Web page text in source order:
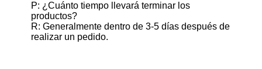
P: ¿Cuánto tiempo llevará terminar los
productos?
R: Generalmente dentro de 3-5 días después de
realizar un pedido.